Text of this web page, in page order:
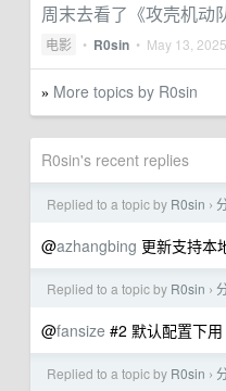
周末去看了《攻壳机动
电影 • R0sin • May 13, 2025
» More topics by R0sin
R0sin's recent replies
Replied to a topic by R0sin ›
@azhangbing 更新支持本
Replied to a topic by R0sin ›
@fansize #2 默认配置下
Replied to a topic by R0sin ›